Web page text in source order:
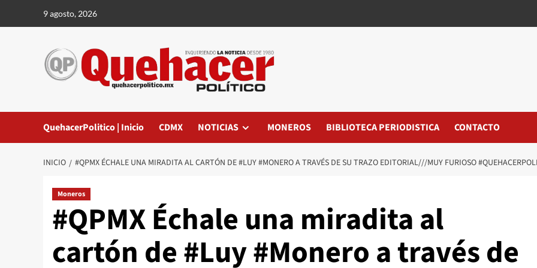
9 agosto, 2026
QuehacerPolitico | Inicio CDMX NOTICIAS MONEROS BIBLIOTECA PERIODISTICA CONTACTO
INICIO #QPMX ÉCHALE UNA MIRADITA AL CARTÓN DE #LUY #MONERO A TRAVÉS DE SU TRAZO EDITORIAL///MUY FURIOSO
Moneros
#QPMX Échale una miradita al
cartón de #Luy #Monero a través de